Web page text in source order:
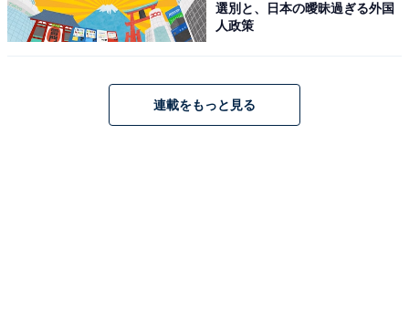
選別と、日本の曖昧過ぎる外国
人政策
連載をもっと見る